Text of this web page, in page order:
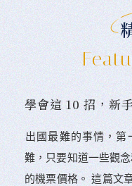
學會這 10 招，新
出國最難的事情，
難，只要知道一些觀
的機票價格。 這篇文